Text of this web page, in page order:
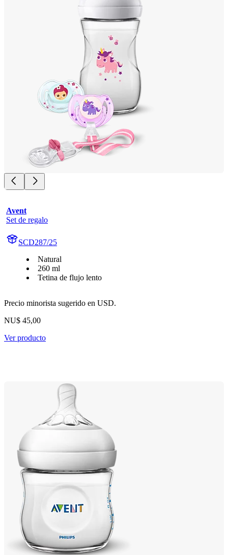
Avent
Set de regalo
SCD287/25
Natural
260 ml
Tetina de flujo lento
Precio minorista sugerido en USD.
NU$ 45,00
Ver producto